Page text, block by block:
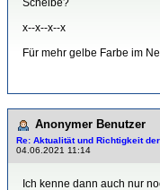
Scheibe?
x--x--x--x
Für mehr gelbe Farbe im
Anonymer Benutzer
Re: Aktualität und Richtigkeit
04.06.2021 11:14
Ich kenne dann auch nur